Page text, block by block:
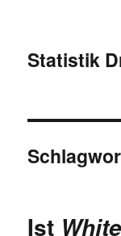
Statistik
Ist